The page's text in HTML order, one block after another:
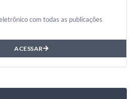
com todas as publicações
ACESSAR